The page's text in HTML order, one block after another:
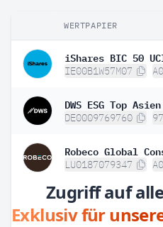
WERTPAPIER
iShares BIC 50
IE00B1W57M07
DWS ESG Top
DE0009769760
Robeco Global
LU0187079347
Zugriff auf alle
Exklusiv für